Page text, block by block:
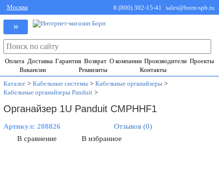
Москва 8 (800) 302-15-41 sales@born-spb.ru
»
Оплата Доставка Гарантия Возврат О компании Производители Проекты
Вакансии
Реквизиты
Контакты
Каталог > Кабельные системы > Кабельные органайзеры >
Кабельные органайзеры Panduit >
Органайзер 1U Panduit CMPHHF1
Артикул:208826
Отзывов (0)
В сравнение
В избранное